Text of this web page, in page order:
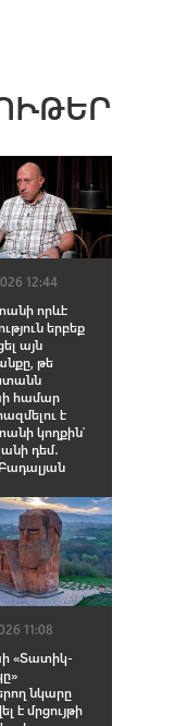
12:44
որևէ
երբեք
այն
թե
համար
է
կողքին՝
դեմ․
11:08
«Տատիկ-
նկարը
է մրցույթի